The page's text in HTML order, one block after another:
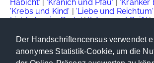
Der Handschriftencensus verwendet
anonymes Statistik-Cookie, um die
Habicht' | 'Kranich und Pfau' | 'Kranker
'Krebs und Kind' | 'Liebe und Reichtum'
Liebhaber im Bade'|'Löwe und Geiß'|